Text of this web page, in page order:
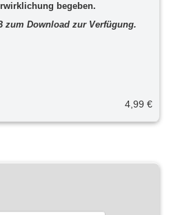
begeben.
zum Download zur Verfügung.
4,99 €